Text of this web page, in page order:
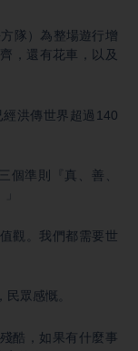
隊）為整場遊行增
，還有花車，以及
洪傳世界超過140
個準則『真、善、
觀。我們都需要世
眾感慨。
酷，如果有什麼事